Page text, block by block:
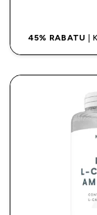
45% RABATU |